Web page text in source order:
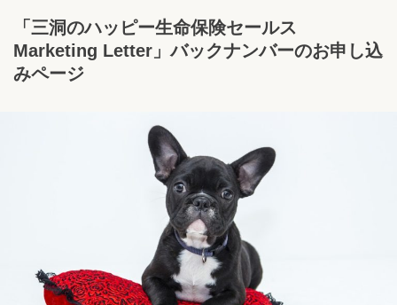
「三洞のハッピー生命保険セールス
Marketing Letter」バックナンバーのお申し込
みページ